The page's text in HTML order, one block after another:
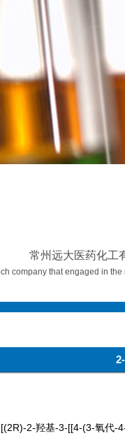
常州远大医药化工
company that engaged in
2-羟基-3-[[4-(3-氧代-